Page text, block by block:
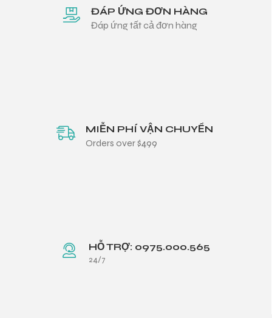
ĐÁP ỨNG ĐƠN HÀNG
Đáp ứng tất cả đơn hàng
MIỄN PHÍ VẬN CHUYỂN
Orders over $499
HỖ TRỢ: 0975.000.565
24/7